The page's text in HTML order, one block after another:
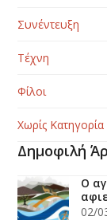
Συνέντευξη
Τέχνη
Φίλοι
Χωρίς Κατηγορία
Δημοφιλή
Ο
02/